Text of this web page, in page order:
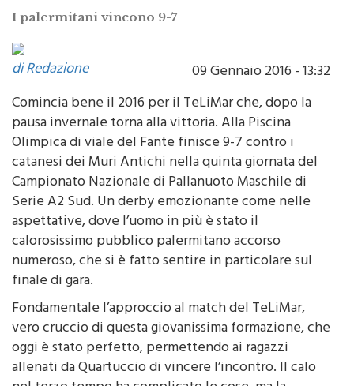
Antichi
di Redazione
09 Gennaio 2016 - 13:32
Comincia bene il 2016 per il TeLiMar che, dopo la
pausa invernale torna alla vittoria. Alla Piscina
Olimpica di viale del Fante finisce 9-7 contro i
catanesi dei Muri Antichi nella quinta giornata del
Campionato Nazionale di Pallanuoto Maschile di
Serie A2 Sud. Un derby emozionante come nelle
aspettative, dove l’uomo in più è stato il
calorosissimo pubblico palermitano accorso
numeroso, che si è fatto sentire in particolare sul
finale di gara.
Fondamentale l’approccio al match del TeLiMar,
vero cruccio di questa giovanissima formazione, che
oggi è stato perfetto, permettendo ai ragazzi